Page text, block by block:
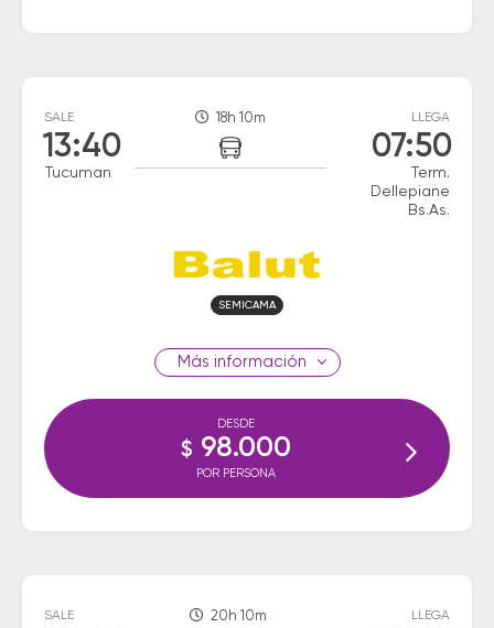
SALE
13:40
Tucuman
18h 10m LLEGA
07:50
Term.
Dellepiane
Bs.As.
SEMICAMA
información
DESDE
$ 98.000
POR PERSONA
SALE 20h 10m LLEGA